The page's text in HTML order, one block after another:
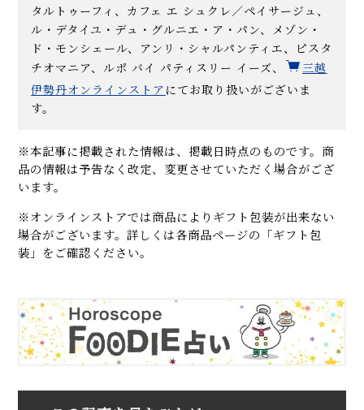
タルトゥーフィ、カフェ エ シュクレ／ペイサージュ、
ル・デタイユ・デュ・グルニエ・ア・パン、メゾン・
ド・モンシェール、アンリ・シャルパンティエ、ピスタ
チオマニア、ルポ バイ パティスリー イーズ、
三越
伊勢丹オンラインストア にてお取り扱いがございま
す。
※本記事に掲載された情報は、掲載日時点のものです。商
品の情報は予告なく改定、変更させていただく場合がござ
います。
※オンラインストアでは商品によりギフト包装が出来ない
場合がございます。詳しくは各商品ページの「ギフト包
装」をご確認ください。